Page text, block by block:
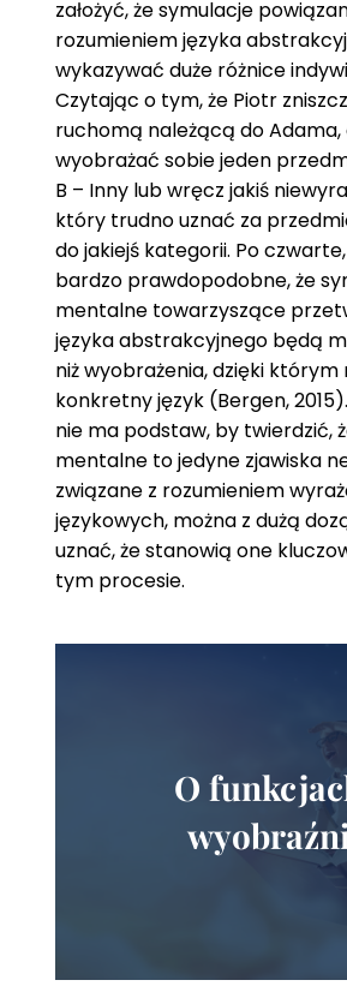
założyć, że symulacje
rozumieniem języka
wykazywać duże różnice
Czytając o tym, że Piotr
ruchomą należącą do Adama,
wyobrażać sobie jeden
B – Inny lub wręcz jakiś
który trudno uznać za
do jakiejś kategorii. Po
bardzo prawdopodobne, że
mentalne towarzyszące
języka abstrakcyjnego będą
niż wyobrażenia, dzięki
konkretny język (Bergen,
nie ma podstaw, by twierdzić,
mentalne to jedyne zjawiska
związane z rozumieniem
językowych, można z dużą
uznać, że stanowią one
tym procesie.
O
wyobraźni